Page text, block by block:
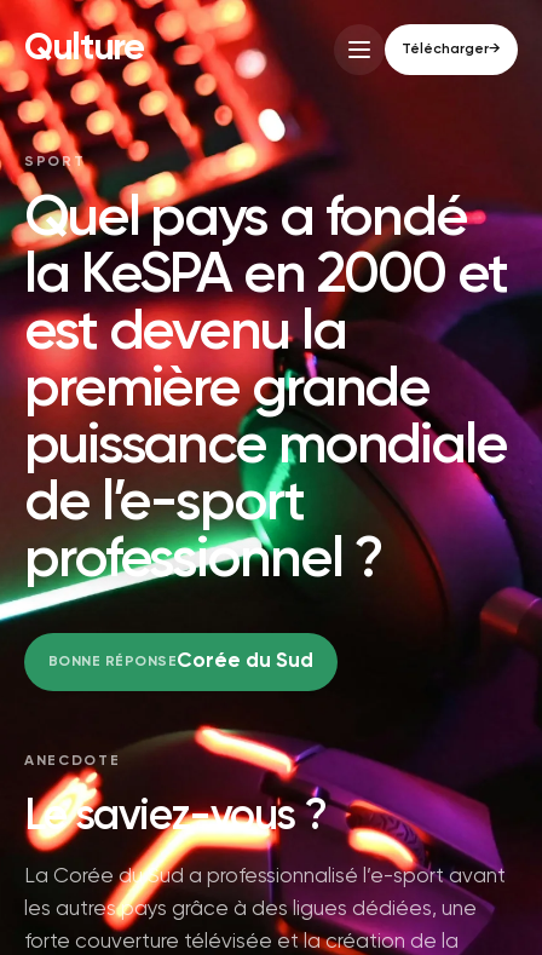
Qulture Télécharger→
SPORT
Quel pays a fondé
la KeSPA en 2000 et
est devenu la
première grande
puissance mondiale
de l’e-sport
professionnel ?
BONNE RÉPONSECorée du Sud
ANECDOTE
Le saviez-vous ?
La Corée du Sud a professionnalisé l’e-sport avant
les autres pays grâce à des ligues dédiées, une
forte couverture télévisée et la création de la